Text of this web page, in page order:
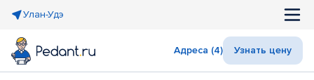
Улан-Удэ
Адреса (4) Узнать цену